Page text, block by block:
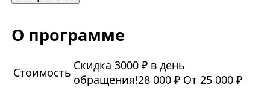
О программе
Стоимость Скидка 3000 ₽ в день
обращения!28 000 ₽ От 25 000 ₽